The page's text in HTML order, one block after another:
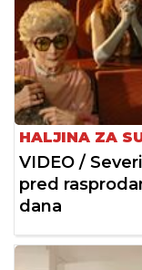
HALJINA ZA
VIDEO /
pred
dana